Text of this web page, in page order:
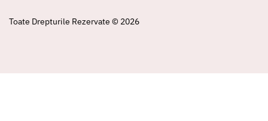
Toate Drepturile Rezervate © 2026